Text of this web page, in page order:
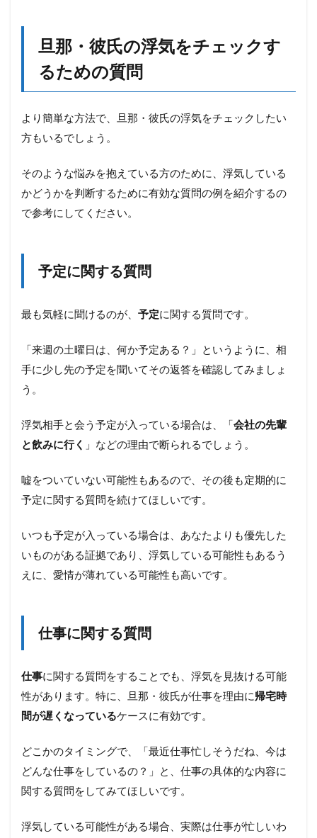
旦那・彼氏の浮気をチェックす
るための質問
より簡単な方法で、旦那・彼氏の浮気をチェックしたい
方もいるでしょう。
そのような悩みを抱えている方のために、浮気している
かどうかを判断するために有効な質問の例を紹介するの
で参考にしてください。
予定に関する質問
最も気軽に聞けるのが、 予定に関する質問です。
「来週の土曜日は、何か予定ある？」というように、相
手に少し先の予定を聞いてその返答を確認してみましょ
う。
浮気相手と会う予定が入っている場合は、「会社の先輩
と飲みに行く 」などの理由で断られるでしょう。
嘘をついていない可能性もあるので、その後も定期的に
予定に関する質問を続けてほしいです。
いつも予定が入っている場合は、あなたよりも優先した
いものがある証拠であり、浮気している可能性もあるう
えに、愛情が薄れている可能性も高いです。
仕事に関する質問
仕事に関する質問をすることでも、浮気を見抜ける可能
性があります。特に、旦那・彼氏が仕事を理由に帰宅時
間が遅くなっているケースに有効です。
どこかのタイミングで、「最近仕事忙しそうだね、今は
どんな仕事をしているの？」と、仕事の具体的な内容に
関する質問をしてみてほしいです。
浮気している可能性がある場合、実際は仕事が忙しいわ